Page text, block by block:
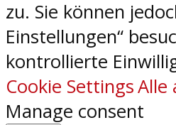
zu. Sie können
Einstellungen“
kontrollierte
Cookie SettingsAlle
Manage consent